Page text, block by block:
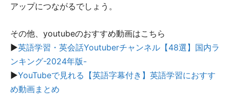
アップにつながるでしょう。
その他、youtubeのおすすめ動画はこちら
▶︎英語学習・英会話Youtuberチャンネル【48選】国内ラ
ンキング-2024年版-
▶︎YouTubeで見れる【英語字幕付き】英語学習におすす
め動画まとめ